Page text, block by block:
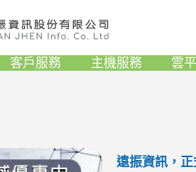
客戶服務 主機服務 雲
遠振資訊，